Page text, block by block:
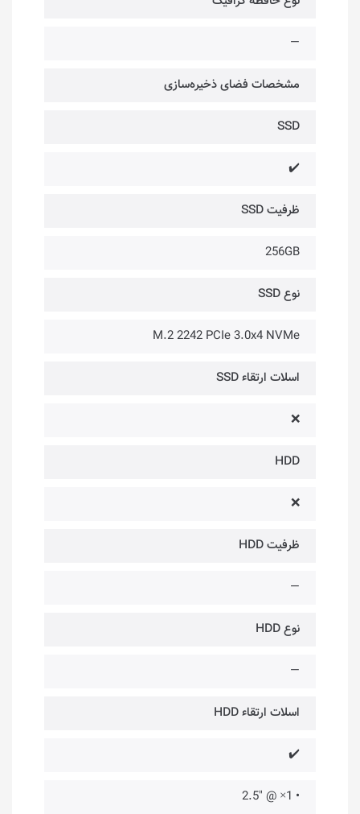
—
مشخصات فضای ذخیره‌سازی
SSD
✔️
ظرفیت SSD
256GB
نوع SSD
M.2 2242 PCIe 3.0x4 NVMe
اسلات ارتقاء SSD
❌
HDD
❌
ظرفیت HDD
—
نوع HDD
—
اسلات ارتقاء HDD
✔️
• 1× @ "2.5